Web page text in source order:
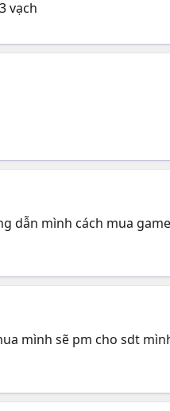
vạch
dẫn mình cách mua
mình sẽ pm cho sdt